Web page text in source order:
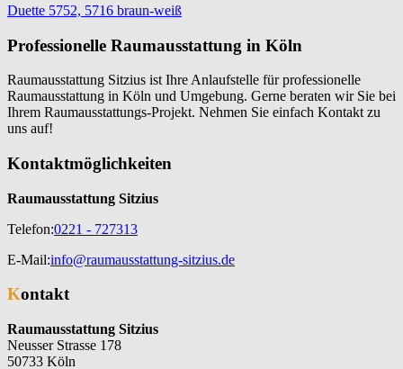
Beitragsnavigation
Duette 5752, 5716 braun-weiß
Professionelle Raumausstattung in Köln
Raumausstattung Sitzius ist Ihre Anlaufstelle für professionelle
Raumausstattung in Köln und Umgebung. Gerne beraten wir Sie bei
Ihrem Raumausstattungs-Projekt. Nehmen Sie einfach Kontakt zu
uns auf!
Kontaktmöglichkeiten
Raumausstattung Sitzius
Telefon:0221 - 727313
E-Mail:info@raumausstattung-sitzius.de
Kontakt
Raumausstattung Sitzius
Neusser Strasse 178
50733 Köln